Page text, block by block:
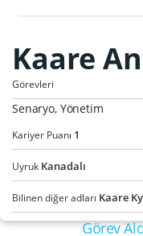
Kaare
Görevleri
Senaryo, Yönetim
Kariyer Puanı 1
Uyruk Kanadalı
Bilinen diğer adları Kaare
Görev